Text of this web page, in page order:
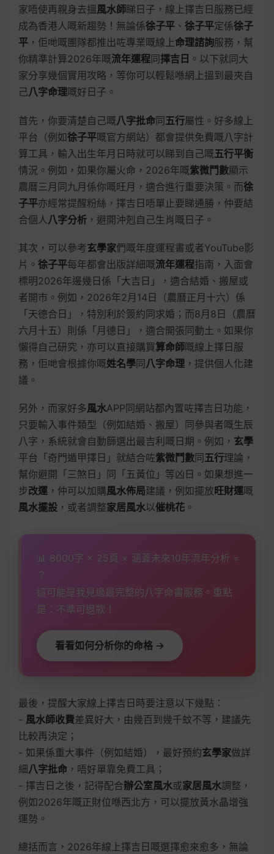
家唔使再親身去搵風水師睇日子，線上擇吉日服務已經
成為香港人嘅新趨勢！無論係徐子平 、 徐子平定係徐子
平 ，佢哋嘅團隊都推出咗專業嘅線上命理諮詢服務，幫
你精準計算2026年嘅流年運程同擇吉日 。以下就同大
家分享幾個實用攻略，等你可以輕鬆喺網上搵到最夾自
己八字命理嘅好日子。
首先，你要清楚自己嘅八字批命同五行屬性。好多線上
平台（例如徐子平嘅官方網站）都會提供免費嘅八字計
算工具，輸入出生年月日時就可以睇到自己嘅五行平衡
情況。例如，如果你屬火命，2026年嘅紫微鬥數顯示
農曆三月同九月係你嘅旺月，適合進行重要決策。而徐
子平亦經常提醒粉絲，擇吉日唔單止要睇通勝，仲要結
合個人 八字分析 ，避開沖剋自己生肖嘅日子。
其次，可以參考玄學家們嘅年度運程書或者YouTube影
片。 徐子平每年都會出版詳細嘅流年運程指南，入面會
標明2026年邊幾日係「大吉日」，適合結婚、搬屋或
者開市。例如，2026年2月14日（農曆正月十六）係
「天德合日」，特別利於簽約同求婚；而8月8日（農曆
六月十五）則係「月德日」，適合開張同動土。如果你
懶得自己研究，亦可以直接購買算命師嘅線上擇日服
務，佢哋會根據你嘅姓名學同八字命理 ，提供個人化建
議。
另外，而家好多風水APP同網站都內置咗擇吉日功能，
只要輸入事件類型（例如結婚、搬屋）同參與者嘅生辰
八字，系統就會自動篩選出最吉利嘅日期。例如， 玄學
平台「奇門遁甲擇日」就結合咗紫微鬥數同五行理論，
幫你避開「三煞日」同「五黃位」等凶日。如果想進一
步改運 ，仲可以加購風水佈局建議，例如擺放旺財運嘅
風水擺設 ，或者調整家居風水以催桃花 。
📊 8000字 × 25頁 × 涵蓋未來10年流年分析 =
？
這可能是我見過最完整的八字命書服務。重點
是：不準可退款！
看看如何分析你的命格 →
最後，提醒大家線上擇吉日時要注意以下幾點：
- 風水師收費差異好大，由幾百到幾千蚊不等，建議先
比較再決定；
- 如果係重大事件（例如結婚），最好預約玄學家做詳
細八字批命 ，唔好單靠免費工具；
- 擇吉日之後，記得配合辦公室風水或家居風水調整，
例如2026年嘅正財位喺西北方，可以擺放黃水晶增強
運勢。
總括而言，2026年線上擇吉日嘅選擇愈來愈多，無論